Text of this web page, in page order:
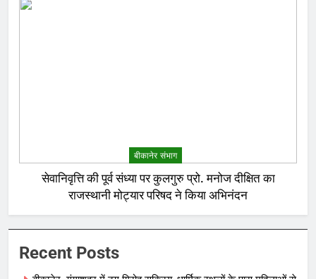
बीकानेर संभाग
सेवानिवृत्ति की पूर्व संध्या पर कुलगुरु प्रो. मनोज दीक्षित का
राजस्थानी मोट्यार परिषद ने किया अभिनंदन
Recent Posts